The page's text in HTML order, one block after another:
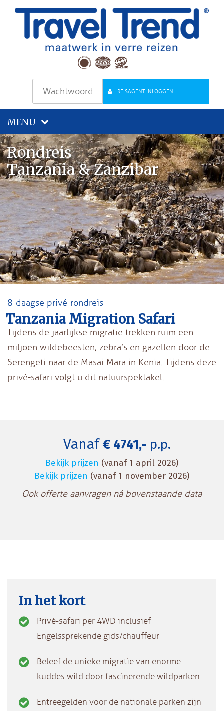
REISAGENT INLOGGEN
MENU
Rondreis
Tanzania & Zanzibar
8-daagse privé-rondreis
Tanzania Migration Safari
Tijdens de jaarlijkse migratie trekken ruim een
miljoen wildebeesten, zebra’s en gazellen door de
Serengeti naar de Masai Mara in Kenia. Tijdens deze
privé-safari volgt u dit natuurspektakel.
Vanaf€ 4741,- p.p.
Bekijk prijzen (vanaf 1 april 2026)
Bekijk prijzen (vanaf 1 november 2026)
Ook offerte aanvragen ná bovenstaande data
In het kort
Privé-safari per 4WD inclusief
Engelssprekende gids/chauffeur
Beleef de unieke migratie van enorme
kuddes wild door fascinerende wildparken
Entreegelden voor de nationale parken zijn